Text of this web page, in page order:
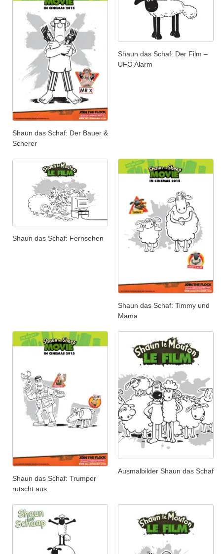
Shaun das Schaf: Der Bauer &
Scherer
Shaun das Schaf: Der Film –
UFO Alarm
Shaun das Schaf: Fernsehen
Shaun das Schaf: Timmy und
Mama
Shaun das Schaf: Trumper
rutscht aus.
Ausmalbilder Shaun das Schaf